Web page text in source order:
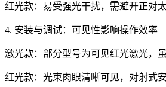
红光款：易受强光干扰，需避开正对
4. 安装与调试：可见性影响操作效率
激光款：部分型号为可见红光激光，
红光款：光束肉眼清晰可见，对射式